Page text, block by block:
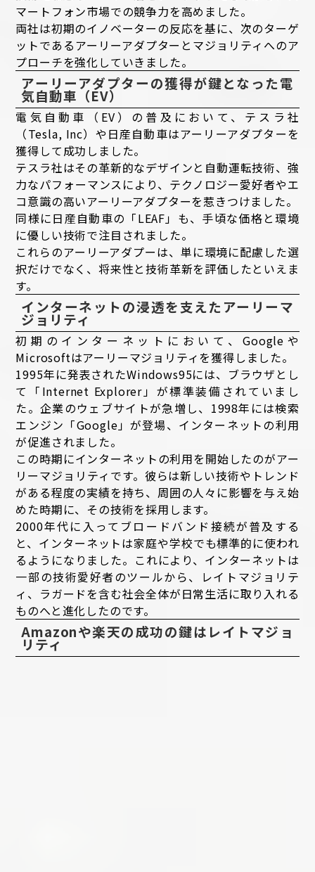
マートフォン市場での競争力を高めました。
両社は初期のイノベーターの反応を基に、次のターゲ
ットであるアーリーアダプターとマジョリティへのア
プローチを強化していきました。
アーリーアダプターの獲得が鍵となった電
気自動車（EV）
電気自動車（EV）の普及において、テスラ社
（Tesla, Inc）や日産自動車はアーリーアダプターを
獲得して成功しました。
テスラ社はその革新的なデザインと自動運転技術、強
力なパフォーマンスにより、テクノロジー愛好者やエ
コ意識の高いアーリーアダプターを惹きつけました。
同様に日産自動車の「LEAF」も、手頃な価格と環境
に優しい技術で注目されました。
これらのアーリーアダプーは、単に環境に配慮した選
択だけでなく、将来性と技術革新を評価したといえま
す。
インターネットの浸透を支えたアーリーマ
ジョリティ
初期のインターネットにおいて、Googleや
Microsoftはアーリーマジョリティを獲得しました。
1995年に発表されたWindows95には、ブラウザとし
て「Internet Explorer」が標準装備されていまし
た。企業のウェブサイトが急増し、1998年には検索
エンジン「Google」が登場、インターネットの利用
が促進されました。
この時期にインターネットの利用を開始したのがアー
リーマジョリティです。彼らは新しい技術やトレンド
がある程度の実績を持ち、周囲の人々に影響を与え始
めた時期に、その技術を採用します。
2000年代に入ってブロードバンド接続が普及する
と、インターネットは家庭や学校でも標準的に使われ
るようになりました。これにより、インターネットは
一部の技術愛好者のツールから、レイトマジョリテ
ィ、ラガードを含む社会全体が日常生活に取り入れる
ものへと進化したのです。
Amazonや楽天の成功の鍵はレイトマジョ
リティ